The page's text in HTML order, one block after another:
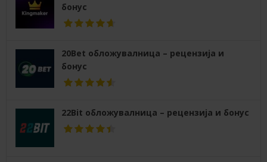
бонус
20Bet обложувалница – рецензија и
бонус
22Bit обложувалница – рецензија и бонус